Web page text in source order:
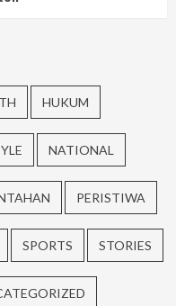
HUKUM
NATIONAL
PERISTIWA
SPORTS STORIES